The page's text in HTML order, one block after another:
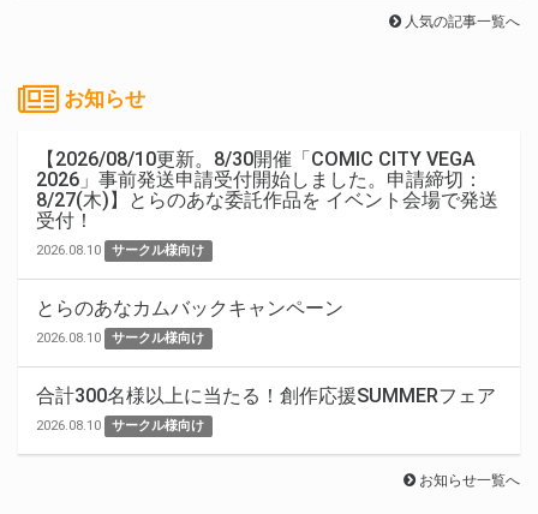
人気の記事一覧へ
お知らせ
【2026/08/10更新。8/30開催「COMIC CITY VEGA
2026」事前発送申請受付開始しました。申請締切：
8/27(木)】とらのあな委託作品を イベント会場で発送
受付！
2026.08.10 サークル様向け
とらのあなカムバックキャンペーン
2026.08.10 サークル様向け
合計300名様以上に当たる！創作応援SUMMERフェア
2026.08.10 サークル様向け
お知らせ一覧へ